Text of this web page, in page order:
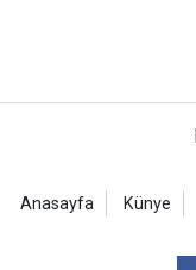
Anasayfa Künye